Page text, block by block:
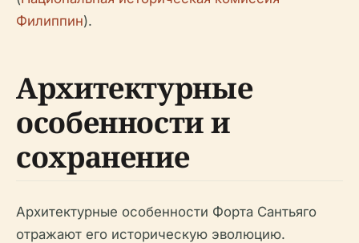
Филиппин).
Архитектурные
особенности и
сохранение
Архитектурные особенности Форта Сантьяго
отражают его историческую эволюцию.